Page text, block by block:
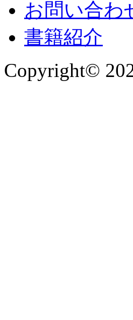
お問い合わ
書籍紹介
Copyright©